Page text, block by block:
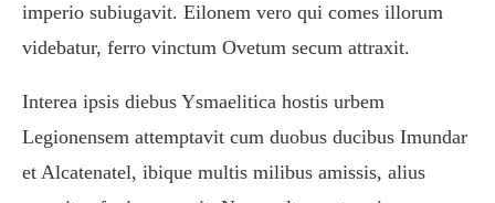
imperio subiugavit. Eilonem vero qui comes illorum
videbatur, ferro vinctum Ovetum secum attraxit.
Interea ipsis diebus Ysmaelitica hostis urbem
Legionensem attemptavit cum duobus ducibus Imundar
et Alcatenatel, ibique multis milibus amissis, alius